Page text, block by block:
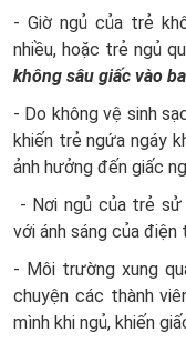
- Giờ ngủ của trẻ
nhiều, hoặc trẻ ngủ
không sâu giấc vào
- Do không vệ sinh
khiến trẻ ngứa ngáy
ảnh hưởng đến giấc
- Nơi ngủ của trẻ
với ánh sáng của
- Môi trường xung
chuyện các thành
mình khi ngủ, khiến